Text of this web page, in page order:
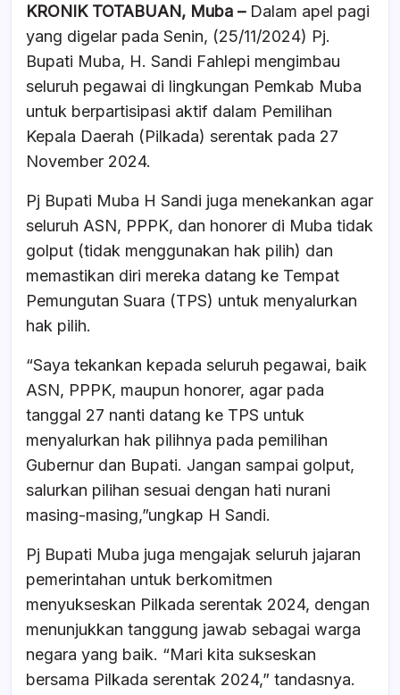
c
e
b
o
o
k
at
s
A
p
p
e
a
d
s
ar
e
KRONIK TOTABUAN, Muba –Dalam apel pagi
yang digelar pada Senin, (25/11/2024) Pj.
Bupati Muba, H. Sandi Fahlepi mengimbau
seluruh pegawai di lingkungan Pemkab Muba
untuk berpartisipasi aktif dalam Pemilihan
Kepala Daerah (Pilkada) serentak pada 27
November 2024.
Pj Bupati Muba H Sandi juga menekankan agar
seluruh ASN, PPPK, dan honorer di Muba tidak
golput (tidak menggunakan hak pilih) dan
memastikan diri mereka datang ke Tempat
Pemungutan Suara (TPS) untuk menyalurkan
hak pilih.
“Saya tekankan kepada seluruh pegawai, baik
ASN, PPPK, maupun honorer, agar pada
tanggal 27 nanti datang ke TPS untuk
menyalurkan hak pilihnya pada pemilihan
Gubernur dan Bupati. Jangan sampai golput,
salurkan pilihan sesuai dengan hati nurani
masing-masing,”ungkap H Sandi.
Pj Bupati Muba juga mengajak seluruh jajaran
pemerintahan untuk berkomitmen
menyukseskan Pilkada serentak 2024, dengan
menunjukkan tanggung jawab sebagai warga
negara yang baik. “Mari kita sukseskan
bersama Pilkada serentak 2024,” tandasnya.